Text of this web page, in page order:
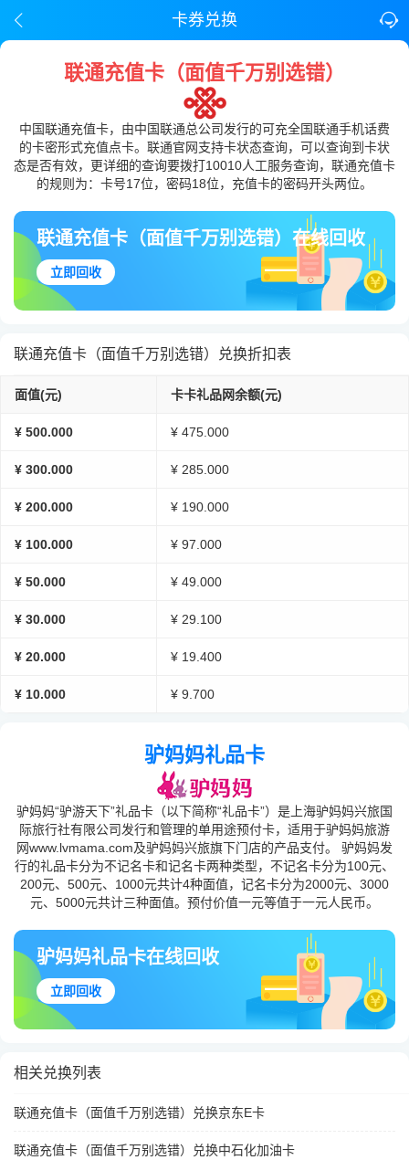
卡券兑换
联通充值卡（面值千万别选错）
中国联通充值卡，由中国联通总公司发行的可充全国联通手机话费
的卡密形式充值点卡。联通官网支持卡状态查询，可以查询到卡状
态是否有效，更详细的查询要拨打10010人工服务查询，联通充值卡
的规则为：卡号17位，密码18位，充值卡的密码开头两位。
联通充值卡（面值千万别选错）在线回收
立即回收
联通充值卡（面值千万别选错）兑换折扣表
面值(元) 卡卡礼品网余额(元)
¥ 500.000 ¥ 475.000
¥ 300.000 ¥ 285.000
¥ 200.000 ¥ 190.000
¥ 100.000 ¥ 97.000
¥ 50.000 ¥ 49.000
¥ 30.000 ¥ 29.100
¥ 20.000 ¥ 19.400
¥ 10.000 ¥ 9.700
驴妈妈礼品卡
驴妈妈“驴游天下”礼品卡（以下简称“礼品卡”）是上海驴妈妈兴旅国
际旅行社有限公司发行和管理的单用途预付卡，适用于驴妈妈旅游
网www.lvmama.com及驴妈妈兴旅旗下门店的产品支付。 驴妈妈发
行的礼品卡分为不记名卡和记名卡两种类型，不记名卡分为100元、
200元、500元、1000元共计4种面值，记名卡分为2000元、3000
元、5000元共计三种面值。预付价值一元等值于一元人民币。
驴妈妈礼品卡在线回收
立即回收
相关兑换列表
联通充值卡（面值千万别选错）兑换京东E卡
联通充值卡（面值千万别选错）兑换中石化加油卡